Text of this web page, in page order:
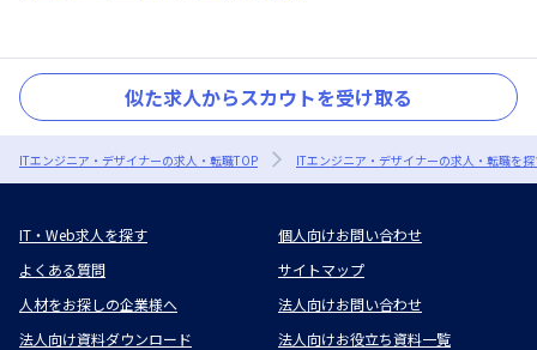
似た求人からスカウトを受け取る
ITエンジニア・デザイナーの求人・転職TOP ITエンジニア・デザイナーの求人・転職を
IT・Web求人を探す
個人向けお問い合わせ
よくある質問
サイトマップ
人材をお探しの企業様へ
法人向けお問い合わせ
法人向け資料ダウンロード
法人向けお役立ち資料一覧